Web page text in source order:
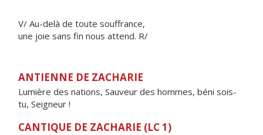
V/ Au-delà de toute souffrance,
une joie sans fin nous attend. R/
ANTIENNE DE ZACHARIE
Lumière des nations, Sauveur des hommes, béni sois-
tu, Seigneur !
CANTIQUE DE ZACHARIE (LC 1)